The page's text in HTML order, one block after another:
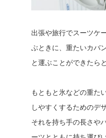
出張や旅行でスーツケ
ぶときに、重たいカバ
と運ぶことができたら
もともと氷などの重た
しやすくするためのデ
それを持ち手の長さや